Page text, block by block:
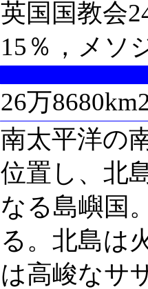
英国国教会
15％，メソ
26万
南太平洋の
位置し、北
なる島嶼国
る。北島は
は高峻なサ